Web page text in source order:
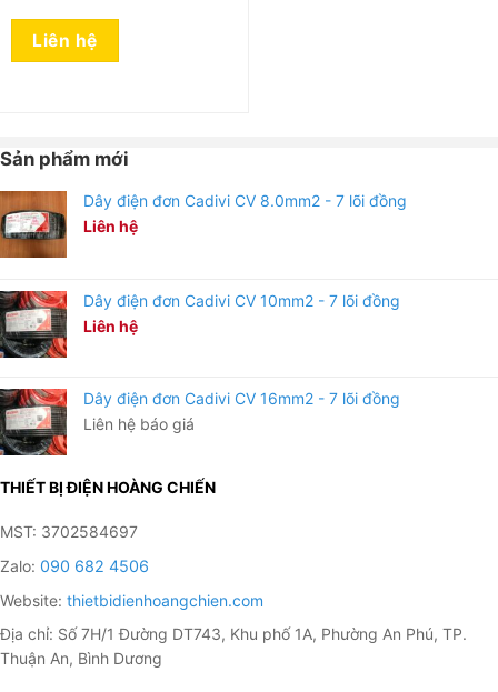
Liên hệ
Sản phẩm mới
Dây điện đơn Cadivi CV 8.0mm2 - 7 lõi đồng
Liên hệ
Dây điện đơn Cadivi CV 10mm2 - 7 lõi đồng
Liên hệ
Dây điện đơn Cadivi CV 16mm2 - 7 lõi đồng
Liên hệ báo giá
THIẾT BỊ ĐIỆN HOÀNG CHIẾN
MST: 3702584697
Zalo: 090 682 4506
Website: thietbidienhoangchien.com
Địa chỉ: Số 7H/1 Đường DT743, Khu phố 1A, Phường An Phú, TP.
Thuận An, Bình Dương